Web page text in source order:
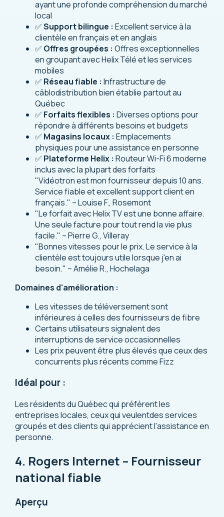
ayant une profonde compréhension du marché
local
✅Support bilingue : Excellent service à la
clientèle en français et en anglais
✅ Offres groupées : Offres exceptionnelles
en groupant avec Helix Télé et les services
mobiles
✅ Réseau fiable : Infrastructure de
câblodistribution bien établie partout au
Québec
✅ Forfaits flexibles : Diverses options pour
répondre à différents besoins et budgets
✅ Magasins locaux : Emplacements
physiques pour une assistance en personne
✅ Plateforme Helix : Routeur Wi-Fi 6 moderne
inclus avec la plupart des forfaits
"Vidéotron est mon fournisseur depuis 10 ans.
Service fiable et excellent support client en
français." – Louise F., Rosemont
"Le forfait avec Helix TV est une bonne affaire.
Une seule facture pour tout rend la vie plus
facile." – Pierre G., Villeray
"Bonnes vitesses pour le prix. Le service à la
clientèle est toujours utile lorsque j'en ai
besoin." – Amélie R., Hochelaga
Domaines d'amélioration :
Les vitesses de téléversement sont
inférieures à celles des fournisseurs de fibre
Certains utilisateurs signalent des
interruptions de service occasionnelles
Les prix peuvent être plus élevés que ceux des
concurrents plus récents comme Fizz
Idéal pour :
Les résidents du Québec qui préfèrent les
entreprises locales, ceux qui veulentdes services
groupés et des clients qui apprécient l'assistance en
personne.
4. Rogers Internet – Fournisseur
national fiable
Aperçu